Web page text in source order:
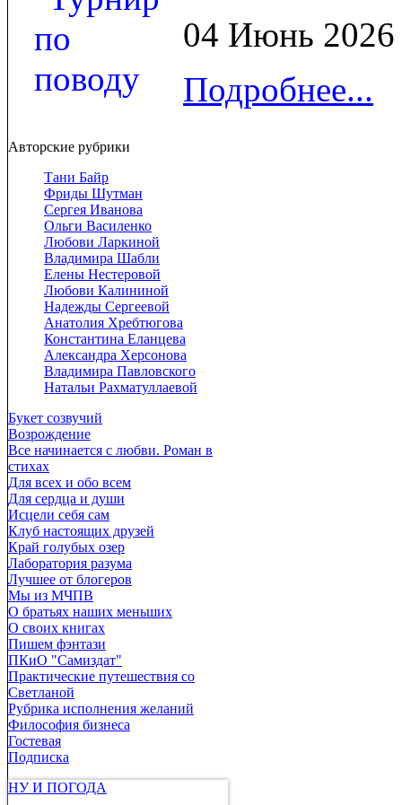
04 Июнь 2026
Подробнее...
Авторские рубрики
Тани Байр
Фриды Шутман
Сергея Иванова
Ольги Василенко
Любови Ларкиной
Владимира Шабли
Елены Нестеровой
Любови Калининой
Надежды Сергеевой
Анатолия Хребтюгова
Константина Еланцева
Александра Херсонова
Владимира Павловского
Натальи Рахматуллаевой
Букет созвучий
Возрождение
Все начинается с любви. Роман в
стихах
Для всех и обо всем
Для сердца и души
Исцели себя сам
Клуб настоящих друзей
Край голубых озер
Лаборатория разума
Лучшее от блогеров
Мы из МЧПВ
О братьях наших меньших
О своих книгах
Пишем фэнтази
ПКиО "Самиздат"
Практические путешествия со
Светланой
Рубрика исполнения желаний
Философия бизнеса
Гостевая
Подписка
НУ И ПОГОДА